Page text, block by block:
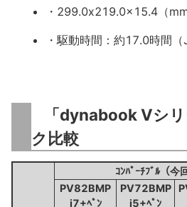
・299.0x219.0x15.4（
・駆動時間：約17.0時間（
「dynabook Vシ
ク比較
ｺﾝﾊﾟｰﾁﾌﾞﾙ（今
PV82BMP
i7+ﾍﾟﾝ
PV72BMP
i5+ﾍﾟﾝ